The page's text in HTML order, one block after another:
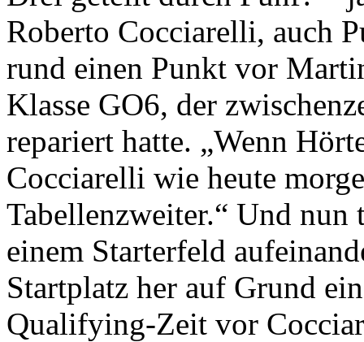
Roberto Cocciarelli, auch
rund einen Punkt vor
Klasse GO6, der
repariert hatte. „Wenn
Cocciarelli wie heute
Tabellenzweiter.“ Und
einem Starterfeld
Startplatz her auf Grund
Qualifying-Zeit vor